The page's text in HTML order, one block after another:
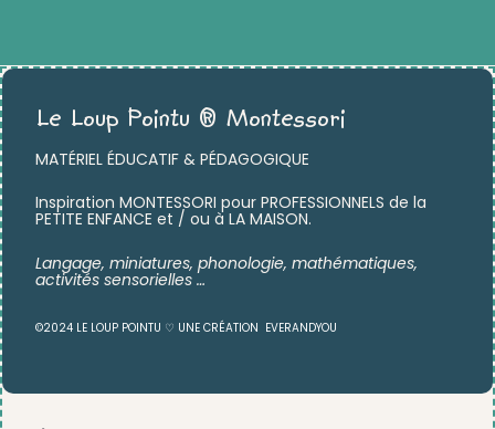
Le Loup Pointu ® Montessori
MATÉRIEL ÉDUCATIF & PÉDAGOGIQUE
Inspiration MONTESSORI pour PROFESSIONNELS de la
PETITE ENFANCE et / ou à LA MAISON.
Langage, miniatures, phonologie, mathématiques,
activités sensorielles …
©2024 LE LOUP POINTU ♡ UNE CRÉATION EVERANDYOU